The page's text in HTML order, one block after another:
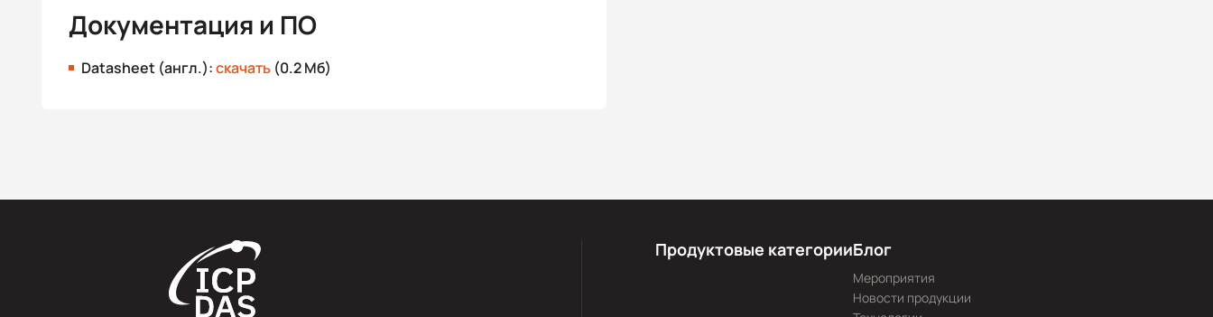
Документация и ПО
Datasheet (англ.):скачать (0.2 Мб)
Продуктовые категорииБлог
Мероприятия
Новости продукции